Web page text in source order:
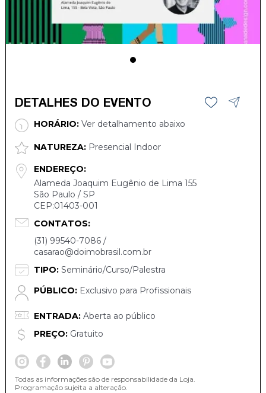
DETALHES DO EVENTO
HORÁRIO:Ver detalhamento abaixo
NATUREZA:Presencial Indoor
ENDEREÇO:
Alameda Joaquim Eugênio de Lima 155
São Paulo / SP
CEP:01403-001
CONTATOS:
(31) 99540-7086 /
casarao@doimobrasil.com.br
TIPO:Seminário/Curso/Palestra
PÚBLICO:Exclusivo para Profissionais
ENTRADA:Aberta ao público
PREÇO:Gratuito
Todas as informações são de responsabilidade da Loja.
Programação sujeita a alteração.